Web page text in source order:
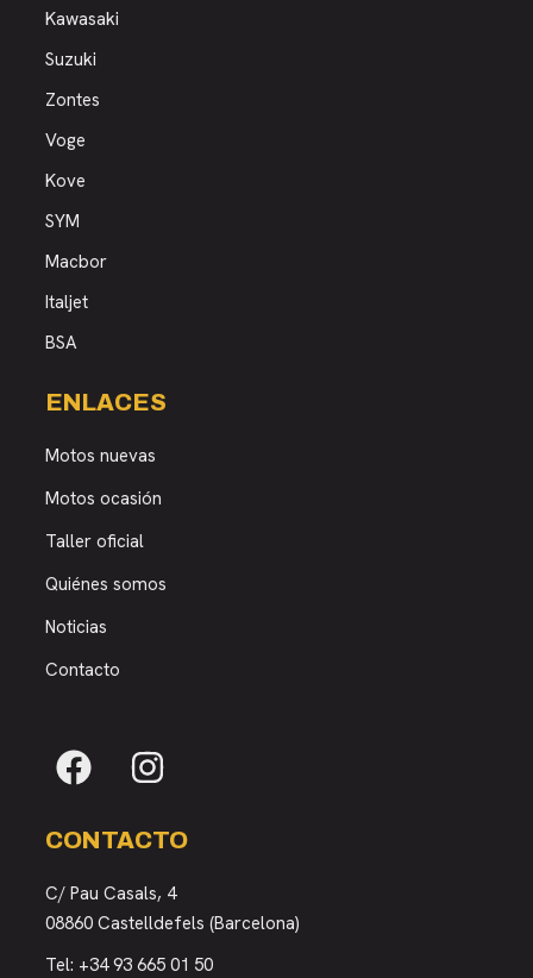
Kawasaki
Suzuki
Zontes
Voge
Kove
SYM
Macbor
Italjet
BSA
ENLACES
Motos nuevas
Motos ocasión
Taller oficial
Quiénes somos
Noticias
Contacto
CONTACTO
C/ Pau Casals, 4
08860 Castelldefels (Barcelona)
Tel: +34 93 665 01 50